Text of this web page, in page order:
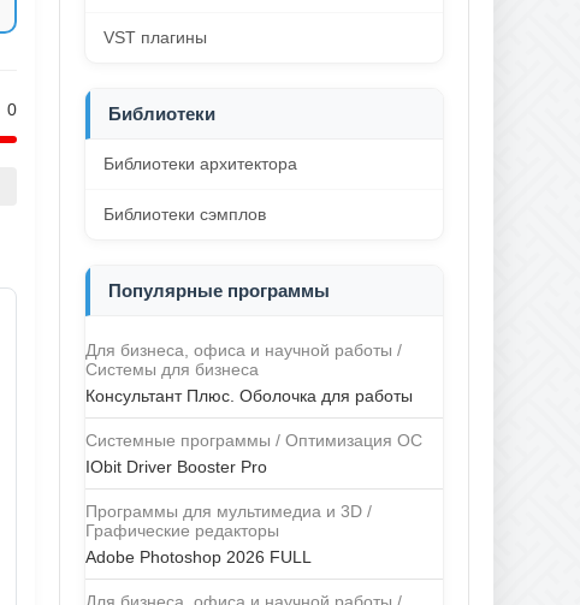
0
VST плагины
Библиотеки
Библиотеки архитектора
Библиотеки сэмплов
Популярные программы
Для бизнеса, офиса и научной работы /
Системы для бизнеса
Консультант Плюс. Оболочка для работы
Системные программы / Оптимизация ОС
IObit Driver Booster Pro
Программы для мультимедиа и 3D /
Графические редакторы
Adobe Photoshop 2026 FULL